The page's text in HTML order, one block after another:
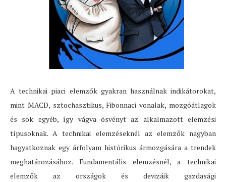
A technikai piaci elemzők gyakran használnak indikátorokat,
mint MACD, sztochasztikus, Fibonnaci vonalak, mozgóátlagok
és sok egyéb, így vágva ösvényt az alkalmazott elemzési
típusoknak. A technikai elemzéseknél az elemzők nagyban
hagyatkoznak egy árfolyam histórikus ármozgására a trendek
meghatározásához. Fundamentális elemzésnél, a technikai
elemzők az országok és devizáik gazdasági